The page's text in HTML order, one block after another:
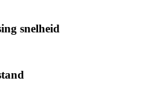
snelheid